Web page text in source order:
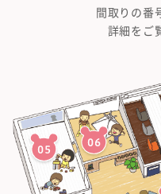
間取りの番
詳細をご